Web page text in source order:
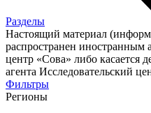
Разделы
Настоящий материал
распространен иностранным
центр «Сова» либо касается
агента Исследовательский
Фильтры
Регионы